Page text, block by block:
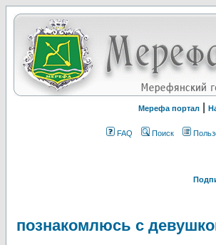
Мерефа портал
FAQ Поиск
познакомлюсь с